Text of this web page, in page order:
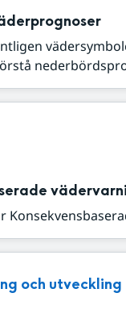
och utveckling